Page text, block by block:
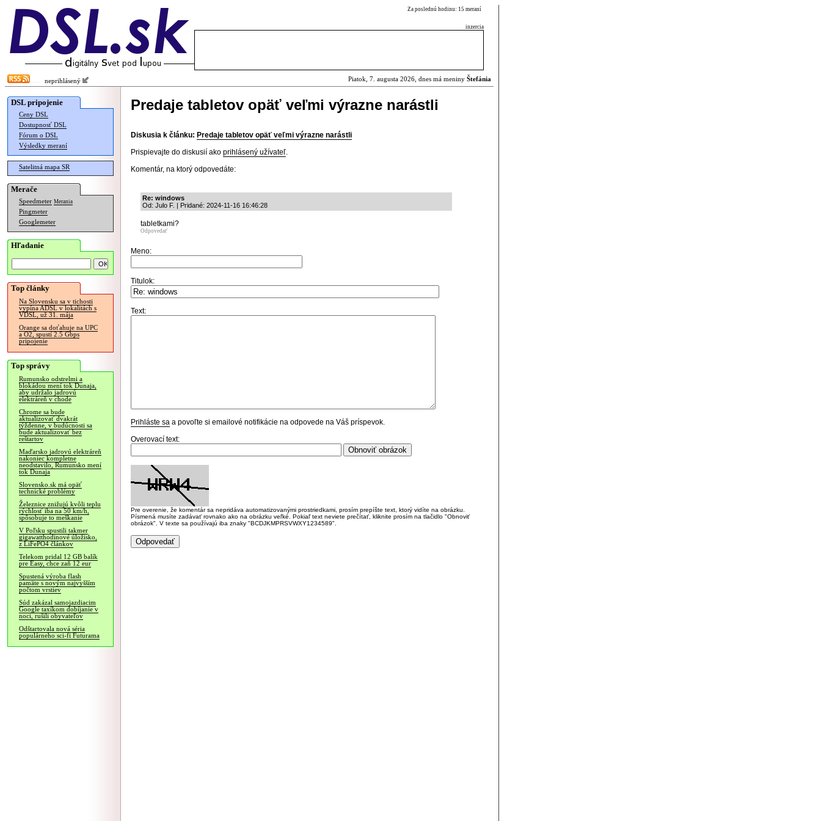
Za poslednú hodinu: 15 meraní
inzercia
neprihlásený Piatok, 7. augusta 2026, dnes má meniny Štefánia
DSL pripojenie
Ceny DSL
Dostupnosť DSL
Fórum o DSL
Výsledky meraní
Satelitná mapa SR
Merače
Speedmeter Merania
Pingmeter
Googlemeter
Hľadanie
Top články
Na Slovensku sa v tichosti
vypína ADSL v lokalitách s
VDSL, už 31. mája
Orange sa doťahuje na UPC
a O2, spustí 2.5 Gbps
pripojenie
Top správy
Rumunsko odstrelmi a
blokádou mení tok Dunaja,
aby udržalo jadrovú
elektráreň v chode
Chrome sa bude
aktualizovať dvakrát
týždenne, v budúcnosti sa
bude aktualizovať bez
reštartov
Maďarsko jadrovú elektráreň
nakoniec kompletne
neodstavilo, Rumunsko mení
tok Dunaja
Slovensko.sk má opäť
technické problémy
Železnice znižujú kvôli teplu
rýchlosť iba na 50 km/h,
spôsobuje to meškanie
V Poľsku spustili takmer
gigawatthodinové úložisko,
z LiFePO4 článkov
Telekom pridal 12 GB balík
pre Easy, chce zaň 12 eur
Spustená výroba flash
pamäte s novým najvyšším
počtom vrstiev
Súd zakázal samojazdiacim
Google taxíkom dobíjanie v
noci, rušili obyvateľov
Odštartovala nová séria
populárneho sci-fi Futurama
Predaje tabletov opäť veľmi výrazne narástli
Diskusia k článku: Predaje tabletov opäť veľmi výrazne narástli
Prispievajte do diskusií ako prihlásený užívateľ.
Komentár, na ktorý odpovedáte:
Re: windows
Od: Julo F. | Pridané: 2024-11-16 16:46:28
tabletkami?
Odpovedať
Meno:
Titulok:
Text:
Prihláste sa a povoľte si emailové notifikácie na odpovede na Váš príspevok.
Overovací text:
Pre overenie, že komentár sa nepridáva automatizovanými prostriedkami, prosím prepíšte text, ktorý vidíte na obrázku.
Písmená musíte zadávať rovnako ako na obrázku veľké. Pokiaľ text neviete prečítať, kliknite prosím na tlačidlo "Obnoviť
obrázok". V texte sa používajú iba znaky "BCDJKMPRSVWXY1234589".